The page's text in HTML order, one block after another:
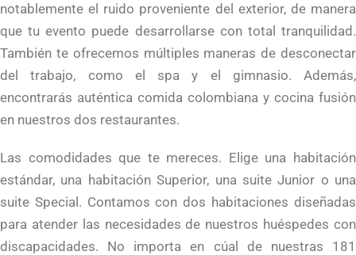
notablemente el ruido proveniente del exterior, de manera
que tu evento puede desarrollarse con total tranquilidad.
También te ofrecemos múltiples maneras de desconectar
del trabajo, como el spa y el gimnasio. Además,
encontrarás auténtica comida colombiana y cocina fusión
en nuestros dos restaurantes.
Las comodidades que te mereces. Elige una habitación
estándar, una habitación Superior, una suite Junior o una
suite Special. Contamos con dos habitaciones diseñadas
para atender las necesidades de nuestros huéspedes con
discapacidades. No importa en cúal de nuestras 181